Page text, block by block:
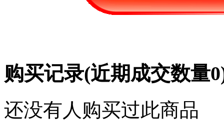
购买记录(近期成交数量0
还没有人购买过此商品